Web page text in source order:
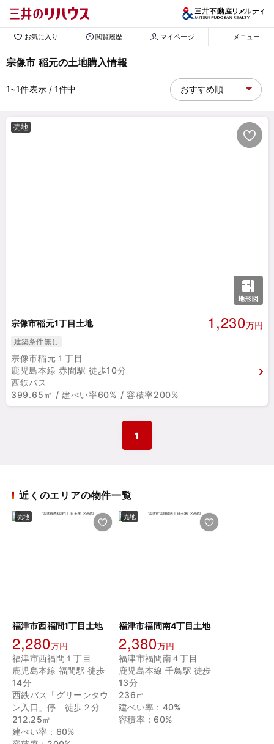
お気に入り 閲覧履歴 マイページ メニュー
宗像市 稲元の土地購入情報
1~1件表示/ 1件中
売地
宗像市稲元1丁目土地 1,230万円
建築条件無し
宗像市稲元１丁目
鹿児島本線 赤間駅 徒歩10分
西鉄バス
399.65㎡ / 建ぺい率60% / 容積率200%
1
近くのエリアの物件一覧
売地
福津市西福間1丁目土地
2,280万円
福津市西福間１丁目
鹿児島本線 福間駅 徒歩
14分
西鉄バス「グリーンタウ
ン入口」停 徒歩２分
212.25㎡
建ぺい率：60%
売地
福津市福間南4丁目土地
2,380万円
福津市福間南４丁目
鹿児島本線 千鳥駅 徒歩
13分
236㎡
建ぺい率：40%
容積率：60%